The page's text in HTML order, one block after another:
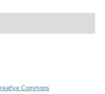
Commons